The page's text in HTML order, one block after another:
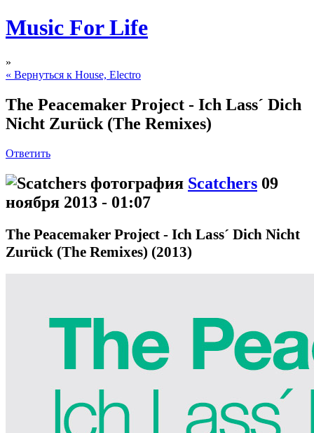
Music For Life
»
« Вернуться к House, Electro
The Peacemaker Project - Ich Lass´ Dich
Nicht Zurück (The Remixes)
Ответить
Scatchers 09
ноября 2013 - 01:07
The Peacemaker Project - Ich Lass´ Dich Nicht
Zurück (The Remixes) (2013)